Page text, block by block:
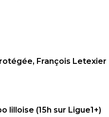
François Letexier
lilloise (15h sur Ligue1+)